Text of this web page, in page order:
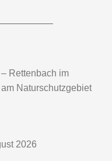
Kind
pro Kind
pro Kind
den